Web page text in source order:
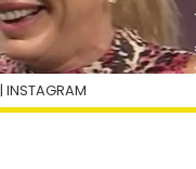
| INSTAGRAM